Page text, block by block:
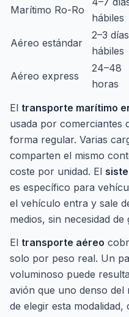
Marítimo Ro-Ro
hábiles
Aéreo estándar
2–3 días
hábiles
Aéreo express
24–48
horas
El transporte marítimo
usada por comerciantes
forma regular. Varias
comparten el mismo
coste por unidad. El
es específico para
el vehículo entra y sale
medios, sin necesidad de
El transporte aéreo
solo por peso real. Un
voluminoso puede
avión que uno denso del
de elegir esta